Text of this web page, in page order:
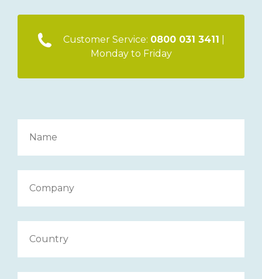
Customer Service: 0800 031 3411
Monday to Friday